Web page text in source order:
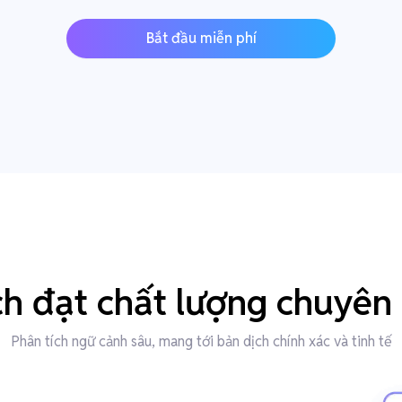
Bắt đầu miễn phí
đạt chất lượng chuyên
Phân tích ngữ cảnh sâu, mang tới bản dịch chính xác và tinh tế